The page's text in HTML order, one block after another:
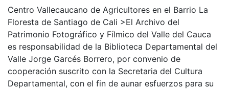
Centro Vallecaucano de Agricultores en el Barrio La
Floresta de Santiago de Cali >El Archivo del
Patrimonio Fotográfico y Fílmico del Valle del Cauca
es responsabilidad de la Biblioteca Departamental del
Valle Jorge Garcés Borrero, por convenio de
cooperación suscrito con la Secretaria del Cultura
Departamental, con el fin de aunar esfuerzos para su